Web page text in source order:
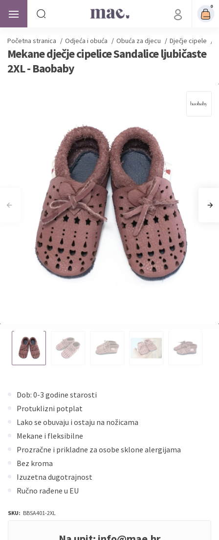
0
Početna stranica / Odjeća i obuća / Obuća za djecu / Dječje cipele /
Mekane dječje cipelice Sandalice ljubičaste
2XL - Baobaby
Dob: 0-3 godine starosti
Protuklizni potplat
Lako se obuvaju i ostaju na nožicama
Mekane i fleksibilne
Prozračne i prikladne za osobe sklone alergijama
Bez kroma
Izuzetna dugotrajnost
Ručno rađene u EU
SKU: BBSA401-2XL